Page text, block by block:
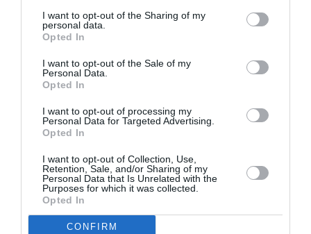
I want to opt-out of the Sharing of my
personal data.
Opted In
I want to opt-out of the Sale of my
Personal Data.
Opted In
I want to opt-out of processing my
Personal Data for Targeted Advertising.
Opted In
I want to opt-out of Collection, Use,
Retention, Sale, and/or Sharing of my
Personal Data that Is Unrelated with the
Purposes for which it was collected.
Opted In
CONFIRM
Arrivati oltre 100 migranti a Lampedusa
Articolo seguente
oltre 2 punti in 24 ore il tasso di positività
TI POTREBBERO INTERESSARE
ANCHE: